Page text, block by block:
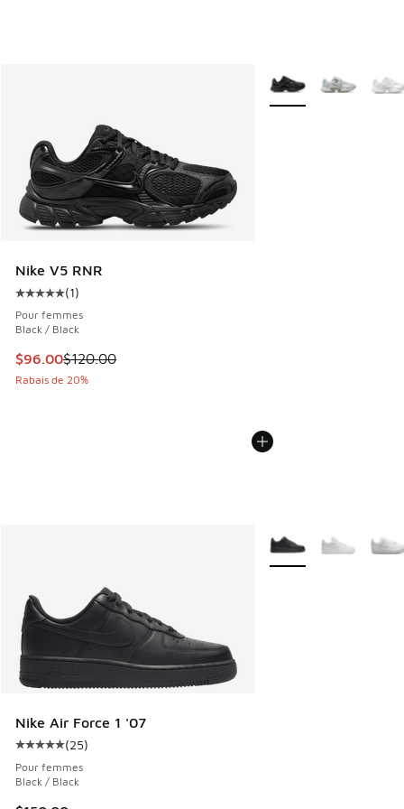
Nike V5 RNR
Cote moyenne du client - [5 sur 5 étoiles], 1 commentaires
(1)
Pour femmes
Black / Black
Cet article est en solde. Le prix est passé de $120.00 à
$96.00$120.00
Rabais de 20%
Plus de couleurs
Nike Air Force 1 '07
Cote moyenne du client - [5 sur 5 étoiles], 25
(25)
Pour femmes
Black / Black
Plus de couleurs